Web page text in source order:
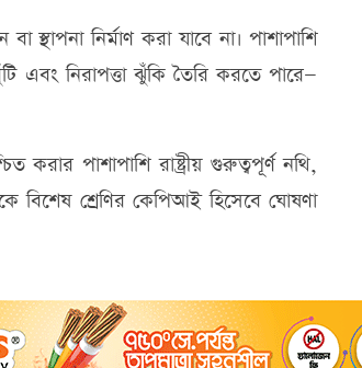
নির্মাণ করা যাবে না। পাশাপাশি
এবং নিরাপত্তা ঝুঁকি তৈরি করতে পারে—
করার পাশাপাশি রাষ্ট্রীয় গুরুত্বপূর্ণ নথি,
বিশেষ শ্রেণির কেপিআই হিসেবে ঘোষণা